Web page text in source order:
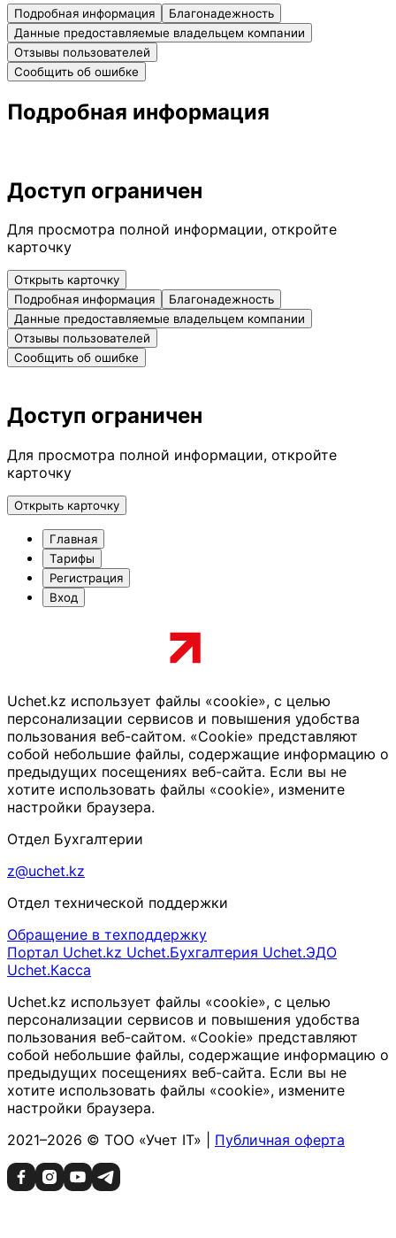
Подробная информация
Благонадежность
Данные предоставляемые владельцем компании
Отзывы пользователей
Сообщить об ошибке
Подробная информация
Доступ ограничен
Для просмотра полной информации, откройте
карточку
Открыть карточку
Подробная информация
Благонадежность
Данные предоставляемые владельцем компании
Отзывы пользователей
Сообщить об ошибке
Доступ ограничен
Для просмотра полной информации, откройте
карточку
Открыть карточку
Главная
Тарифы
Регистрация
Вход
Uchet.kz использует файлы «cookie», с целью
персонализации сервисов и повышения удобства
пользования веб-сайтом. «Cookie» представляют
собой небольшие файлы, содержащие информацию о
предыдущих посещениях веб-сайта. Если вы не
хотите использовать файлы «cookie», измените
настройки браузера.
Отдел Бухгалтерии
z@uchet.kz
Отдел технической поддержки
Обращение в техподдержку
Портал Uchet.kz Uchet.Бухгалтерия Uchet.ЭДО
Uchet.Касса
Uchet.kz использует файлы «cookie», с целью
персонализации сервисов и повышения удобства
пользования веб-сайтом. «Cookie» представляют
собой небольшие файлы, содержащие информацию о
предыдущих посещениях веб-сайта. Если вы не
хотите использовать файлы «cookie», измените
настройки браузера.
2021–2026 © ТОО «Учет IT» | Публичная оферта